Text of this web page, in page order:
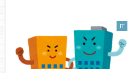
IT